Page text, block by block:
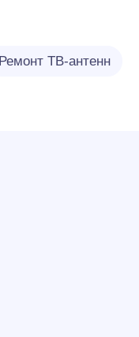
Ремонт ТВ-антенн